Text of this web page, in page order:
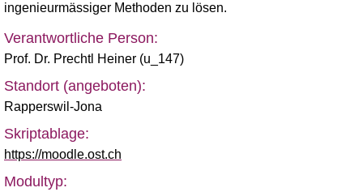
ingenieurmässiger Methoden zu lösen.
Verantwortliche Person:
Prof. Dr. Prechtl Heiner (u_147)
Standort (angeboten):
Rapperswil-Jona
Skriptablage:
https://moodle.ost.ch
Modultyp: